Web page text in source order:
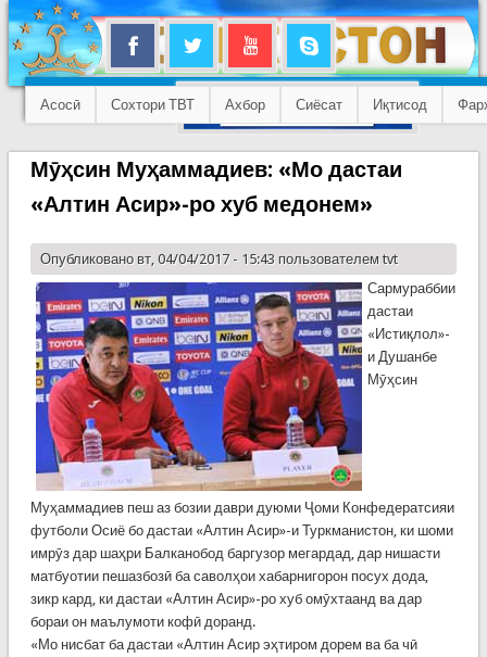
Асосӣ Сохтори ТВТ Ахбор Сиёсат Иқтисод
Мӯҳсин Муҳаммадиев: «Мо дастаи
«Алтин Асир»-ро хуб медонем»
Опубликовано вт, 04/04/2017 - 15:43 пользователем tvt
Сармураббии
дастаи
«Истиқлол»-
и Душанбе
Мӯҳсин
Муҳаммадиев пеш аз бозии даври дуюми Ҷоми Конфедератсияи
футболи Осиё бо дастаи «Алтин Асир»-и Туркманистон, ки шоми
имрӯз дар шаҳри Балканобод баргузор мегардад, дар нишасти
матбуотии пешазбозӣ ба саволҳои хабарнигорон посух дода,
зикр кард, ки дастаи «Алтин Асир»-ро хуб омӯхтаанд ва дар
бораи он маълумоти кофӣ доранд.
«Мо нисбат ба дастаи «Алтин Асир эҳтиром дорем ва ба чӣ